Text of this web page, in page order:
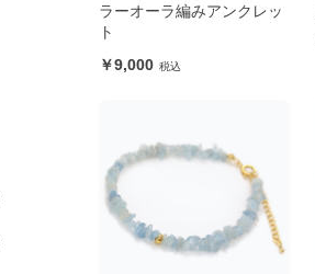
ラーオーラ編みアンクレッ
ト
9,000